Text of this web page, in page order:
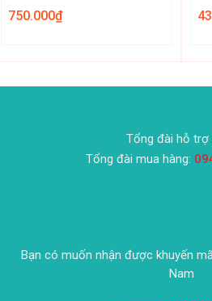
750.000₫
Tổng đài hỗ trợ
Tổng đài mua hàng:
Bạn có muốn nhận được khuyến
Nam